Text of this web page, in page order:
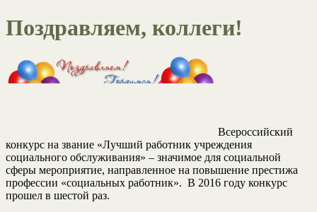
Поздравляем, коллеги!
Всероссийский
конкурс на звание «Лучший работник учреждения
социального обслуживания» – значимое для социальной
сферы мероприятие, направленное на повышение престижа
профессии «социальных работник». В 2016 году конкурс
прошел в шестой раз.